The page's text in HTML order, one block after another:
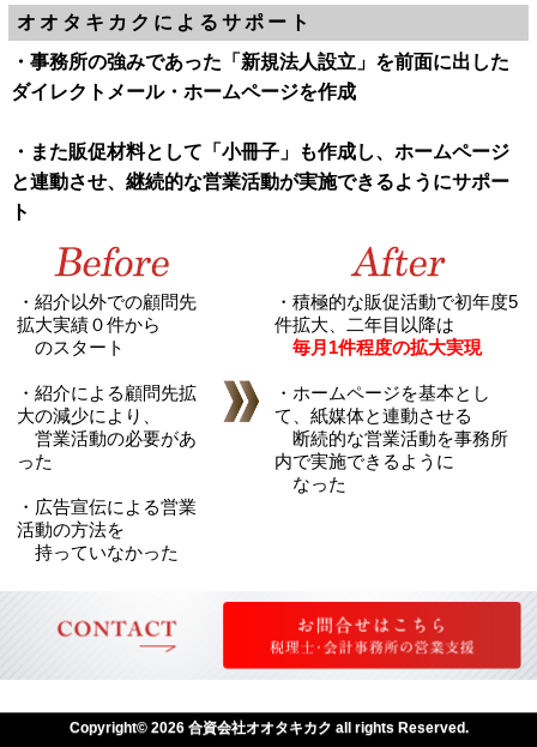
オオタキカクによるサポート
・事務所の強みであった「新規法人設立」を前面に出した
ダイレクトメール・ホームページを作成
・また販促材料として「小冊子」も作成し、ホームページ
と連動させ、継続的な営業活動が実施できるようにサポー
ト
・紹介以外での顧問先
拡大実績０件から
のスタート
・紹介による顧問先拡
大の減少により、
営業活動の必要があ
った
・広告宣伝による営業
活動の方法を
持っていなかった
・積極的な販促活動で初年度5
件拡大、二年目以降は
毎月1件程度の拡大実現
・ホームページを基本とし
て、紙媒体と連動させる
断続的な営業活動を事務所
内で実施できるように
なった
Copyright© 2026 合資会社オオタキカク all rights Reserved.